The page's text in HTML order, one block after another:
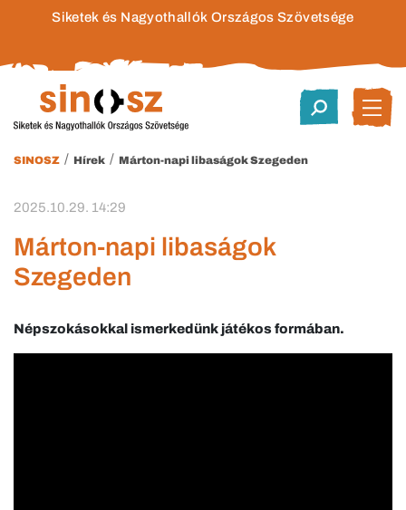
Siketek és Nagyothallók Országos Szövetsége
SINOSZ / Hírek / Márton-napi libaságok Szegeden
2025.10.29. 14:29
Márton-napi libaságok
Szegeden
Népszokásokkal ismerkedünk játékos formában.